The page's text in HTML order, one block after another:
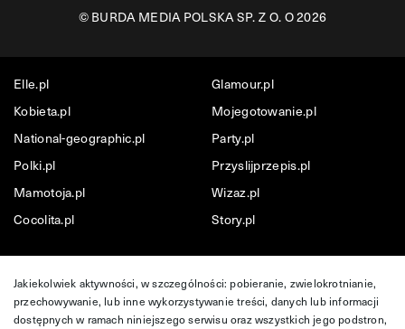
©BURDA MEDIA POLSKA SP. Z O. O 2026
Elle.pl
Glamour.pl
Kobieta.pl
Mojegotowanie.pl
National-geographic.pl
Party.pl
Polki.pl
Przyslijprzepis.pl
Mamotoja.pl
Wizaz.pl
Cocolita.pl
Story.pl
Jakiekolwiek aktywności, w szczególności: pobieranie, zwielokrotnianie,
przechowywanie, lub inne wykorzystywanie treści, danych lub informacji
dostępnych w ramach niniejszego serwisu oraz wszystkich jego podstron,